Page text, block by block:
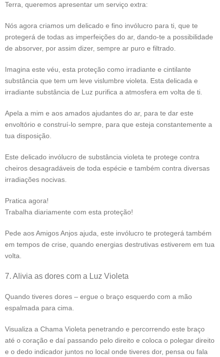
Terra, queremos apresentar um serviço extra:
Nós agora criamos um delicado e fino invólucro para ti, que te
protegerá de todas as imperfeições do ar, dando-te a possibilidade
de absorver, por assim dizer, sempre ar puro e filtrado.
Imagina este véu, esta proteção como irradiante e cintilante
substância que tem um leve vislumbre violeta. Esta delicada e
irradiante substância de Luz purifica a atmosfera em volta de ti.
Apela a mim e aos amados ajudantes do ar, para te dar este
envoltório e construí-lo sempre, para que esteja constantemente a
tua disposição.
Este delicado invólucro de substância violeta te protege contra
cheiros desagradáveis de toda espécie e também contra diversas
irradiações nocivas.
Pratica agora!
Trabalha diariamente com esta proteção!
Pede aos Amigos Anjos ajuda, este invólucro te protegerá também
em tempos de crise, quando energias destrutivas estiverem em tua
volta.
7. Alivia as dores com a Luz Violeta
Quando tiveres dores – ergue o braço esquerdo com a mão
espalmada para cima.
Visualiza a Chama Violeta penetrando e percorrendo este braço
até o coração e daí passando pelo direito e coloca o polegar direito
e o dedo indicador juntos no local onde tiveres dor, pensa ou fala